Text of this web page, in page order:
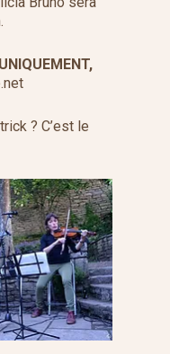
? C’est le